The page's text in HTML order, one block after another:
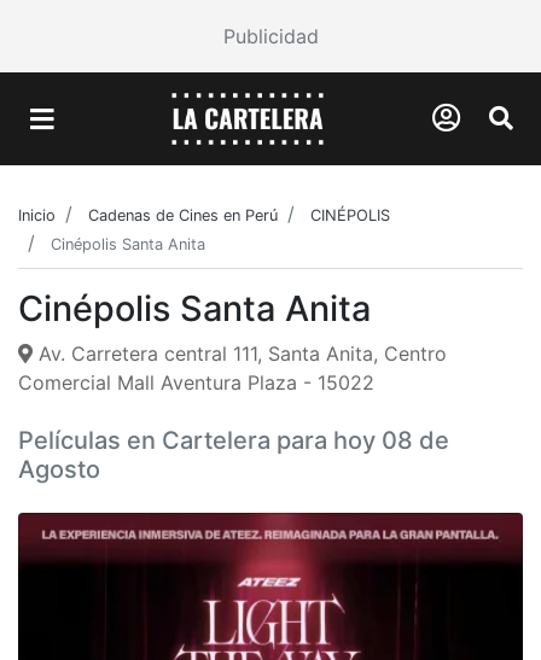
Publicidad
Inicio Cadenas de Cines en Perú
CINÉPOLIS
Cinépolis Santa Anita
Cinépolis Santa Anita
Av. Carretera central 111, Santa Anita, Centro
Comercial Mall Aventura Plaza - 15022
Películas en Cartelera para hoy 08 de
Agosto